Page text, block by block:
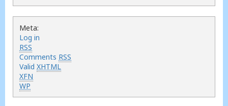
Meta:
Log in
RSS
Comments RSS
Valid XHTML
XFN
WP